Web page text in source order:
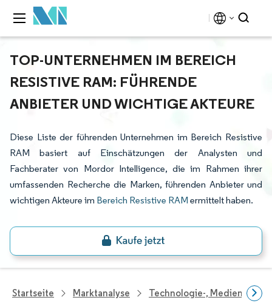
TOP-UNTERNEHMEN IM BEREICH
RESISTIVE RAM: FÜHRENDE
ANBIETER UND WICHTIGE AKTEURE
Diese Liste der führenden Unternehmen im Bereich Resistive
RAM basiert auf Einschätzungen der Analysten und
Fachberater von Mordor Intelligence, die im Rahmen ihrer
umfassenden Recherche die Marken, führenden Anbieter und
wichtigen Akteure im Bereich Resistive RAM ermittelt haben.
Startseite Marktanalyse Technologie-, Medien- Und